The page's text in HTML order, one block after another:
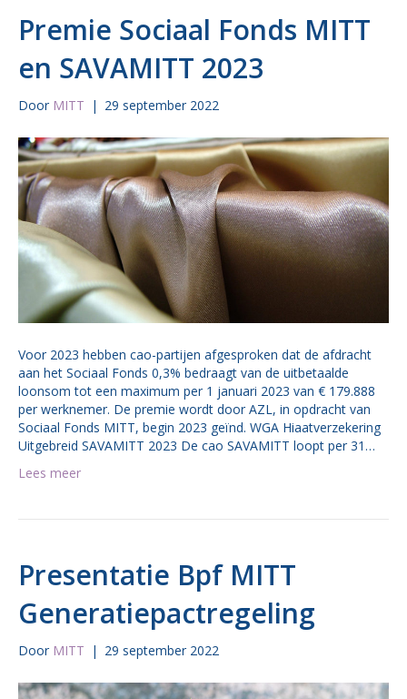
Premie Sociaal Fonds MITT
en SAVAMITT 2023
Door MITT | 29 september 2022
Voor 2023 hebben cao-partijen afgesproken dat de afdracht
aan het Sociaal Fonds 0,3% bedraagt van de uitbetaalde
loonsom tot een maximum per 1 januari 2023 van € 179.888
per werknemer. De premie wordt door AZL, in opdracht van
Sociaal Fonds MITT, begin 2023 geïnd. WGA Hiaatverzekering
Uitgebreid SAVAMITT 2023 De cao SAVAMITT loopt per 31…
Lees meer
Presentatie Bpf MITT
Generatiepactregeling
Door MITT | 29 september 2022